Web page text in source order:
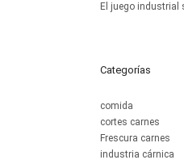
El juego industrial
Categorías
comida
cortes carnes
Frescura carnes
industria cárnica